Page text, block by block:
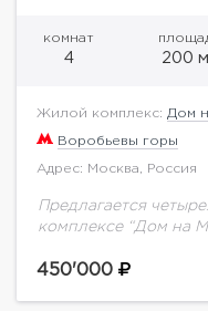
комнат
4 200 м
Жилой комплекс: Дом
Воробьевы горы
Адрес: Москва, Россия
Предлагается
комплексе “Дом на
подземный паркинг
450'000